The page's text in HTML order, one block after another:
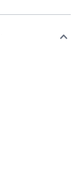
expand_more